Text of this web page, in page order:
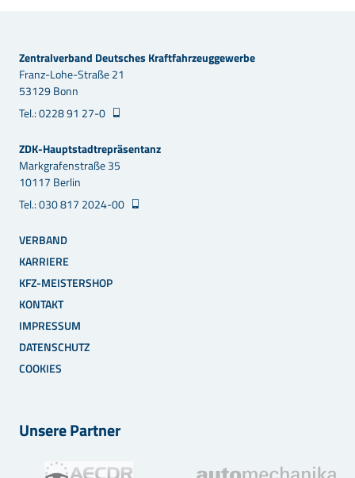
Zentralverband Deutsches Kraftfahrzeuggewerbe
Franz-Lohe-Straße 21
53129 Bonn
Tel.: 0228 91 27-0
ZDK-Hauptstadtrepräsentanz
Markgrafenstraße 35
10117 Berlin
Tel.: 030 817 2024-00
VERBAND
KARRIERE
KFZ-MEISTERSHOP
KONTAKT
IMPRESSUM
DATENSCHUTZ
COOKIES
Unsere Partner